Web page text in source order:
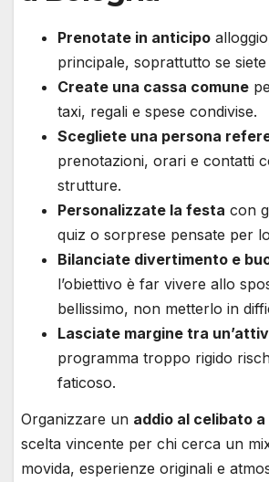
Prenotate in anticipo
principale, soprattutto se
Create una cassa comune
taxi, regali e spese condivise.
Scegliete una persona
prenotazioni, orari e contatti
strutture.
Personalizzate la festa con
quiz o sorprese pensate per
Bilanciate divertimento e
l’obiettivo è far vivere allo
bellissimo, non metterlo in
Lasciate margine tra
programma troppo rigido
faticoso.
Organizzare un addio al celibato a
scelta vincente per chi cerca un
movida, esperienze originali e